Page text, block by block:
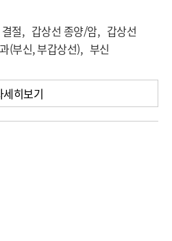
절, 갑상선 종양/암, 갑상선
(부신, 부갑상선), 부신
세히보기